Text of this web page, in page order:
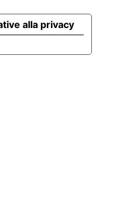
alla privacy